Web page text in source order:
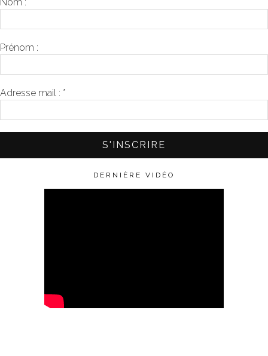
Prénom :
Adresse mail : *
DERNIÈRE VIDÉO